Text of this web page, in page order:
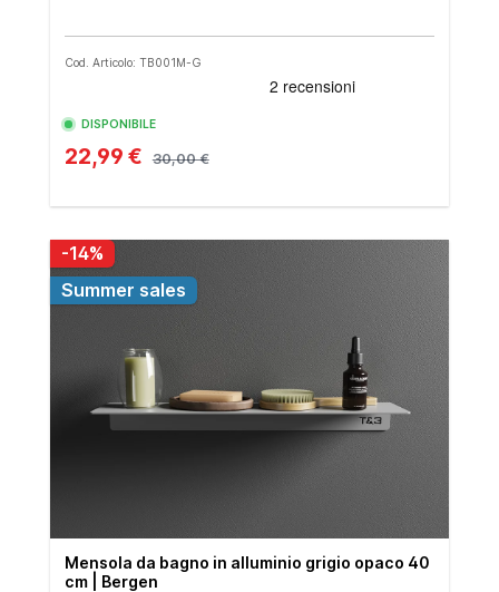
Cod. Articolo: TB001M-G
DISPONIBILE
22,99 € 30,00 €
-14%
Summer sales
Mensola da bagno in alluminio grigio opaco 40
cm | Bergen